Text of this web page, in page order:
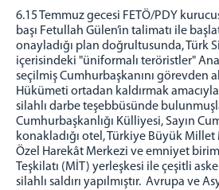
6.15 Temmuz gecesi FETÖ/PDY
başı Fetullah Gülen’in talimatı ile
onayladığı plan doğrultusunda, Türk
içerisindeki "üniformalı teröristler"
seçilmiş Cumhurbaşkanını görevden
Hükümeti ortadan kaldırmak
silahlı darbe teşebbüsünde
Cumhurbaşkanlığı Külliyesi, Sayın
konakladığı otel, Türkiye Büyük
Özel Harekât Merkezi ve emniyet
Teşkilatı (MİT) yerleşkesi ile çeşitli
silahlı saldırı yapılmıştır. Avrupa ve